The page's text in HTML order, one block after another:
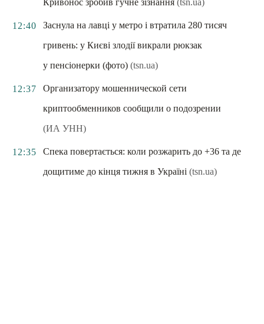
Кривонос зробив гучне зізнання (tsn.ua)
12:40
Заснула на лавці у метро і втратила 280 тисяч
гривень: у Києві злодії викрали рюкзак
у пенсіонерки (фото) (tsn.ua)
12:37
Организатору мошеннической сети
криптообменников сообщили о подозрении
(ИА УНН)
12:35
Спека повертається: коли розжарить до +36 та де
дощитиме до кінця тижня в Україні (tsn.ua)